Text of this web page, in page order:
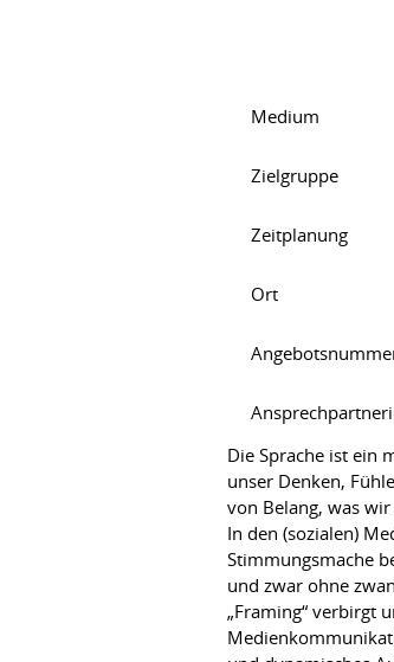
Medium
Zielgruppe
Zeitplanung
Ort
Die Sprache ist ein
unser Denken,
von Belang, was
In den (sozialen)
Stimmungsmache
und zwar ohne
„Framing“ verbirgt